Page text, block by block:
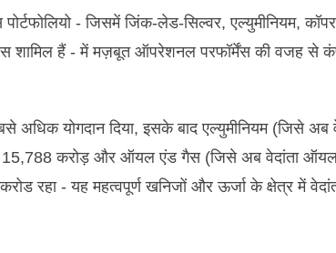
पोर्टफोलियो-जिसमें जिंक-लेड-सिल्वर,एल्युमीनियम,कॉपर
शामिल हैं -में मज़बूत ऑपरेशनल परफॉर्मेंस की वजह से
अधिक योगदान दिया,इसके बाद एल्युमीनियम(जिसे अब
करोड़ और ऑयल एंड गैस(जिसे अब वेदांता
करोड रहा-यह महत्वपूर्ण खनिजों और ऊर्जा के क्षेत्र में